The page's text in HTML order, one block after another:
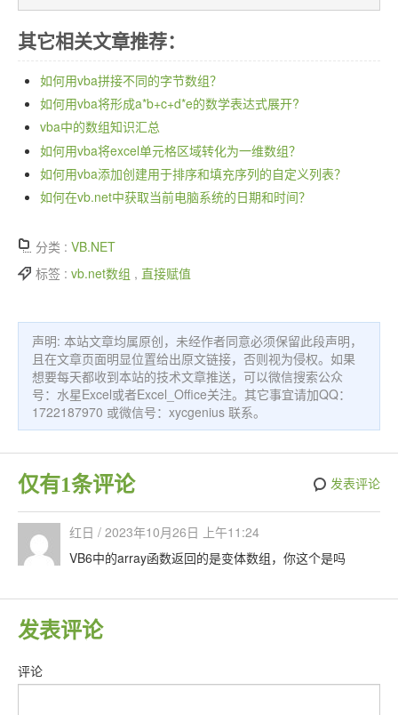
其它相关文章推荐：
如何用vba拼接不同的字节数组？
如何用vba将形成a*b+c+d*e的数学表达式展开?
vba中的数组知识汇总
如何用vba将excel单元格区域转化为一维数组？
如何用vba添加创建用于排序和填充序列的自定义列表？
如何在vb.net中获取当前电脑系统的日期和时间？
分类 : VB.NET
标签 : vb.net数组 , 直接赋值
声明: 本站文章均属原创，未经作者同意必须保留此段声明，
且在文章页面明显位置给出原文链接，否则视为侵权。如果
想要每天都收到本站的技术文章推送，可以微信搜索公众
号：水星Excel或者Excel_Office关注。其它事宜请加QQ：
1722187970 或微信号：xycgenius 联系。
仅有1条评论 发表评论
红日 / 2023年10月26日 上午11:24
VB6中的array函数返回的是变体数组，你这个是吗
发表评论
评论